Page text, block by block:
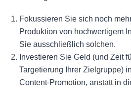
Fokussieren Sie sich noch
Produktion von hochwertigem
Sie ausschließlich solchen.
Investieren Sie Geld (und Zeit
Targetierung Ihrer Zielgruppe)
Content-Promotion, anstatt in